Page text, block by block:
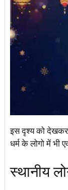
इस दृश्य को देखकर
धर्म के लोगो में
स्थानीय